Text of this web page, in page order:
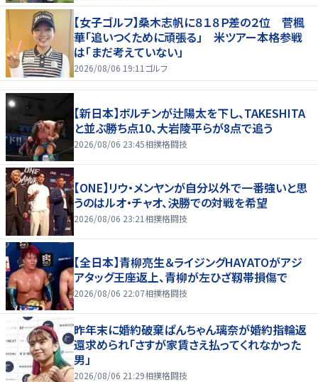
【女子ゴルフ】桑木志帆に８１８Ｐ差の２位 菅楓
華「追いつくために頑張る」 米ツアー本格参戦
は「まだ考えていない」
2026/08/06 19:11 ゴルフ
【新日本】ボルチンが辻陽太を下し、TAKESHITA
と並ぶ勝ち点10、大岩陵平らが8点で追う
2026/08/06 23:45相撲格闘技
【ONE】リウ・メンヤンが自分以外で一番強いと思
うのはルオ・チャオ、決勝での対戦を希望
2026/08/06 23:21 相撲格闘技
【全日本】青柳亮生＆ライジングHAYATOがアジ
アタッグ王座返上、青柳が左ひざ靱帯損傷で
2026/08/06 22:07相撲格闘技
昨年末に婚約破棄ぱんちゃん璃奈が婚約指輪返
還求められ「さすが家賃さえ払ってくれなかった
男」
2026/08/06 21:29相撲格闘技